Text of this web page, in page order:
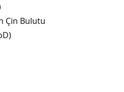
Çin Bulutu